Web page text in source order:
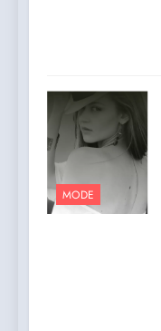
MODE